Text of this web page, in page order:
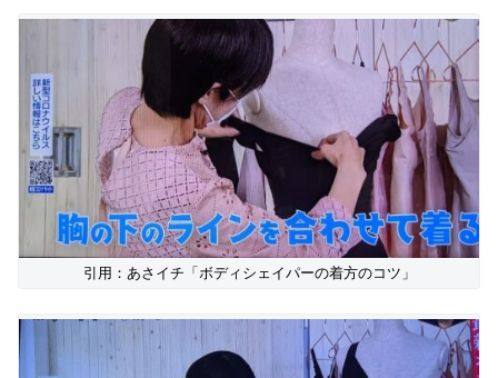
引用：あさイチ「ボディシェイパーの着方のコツ」